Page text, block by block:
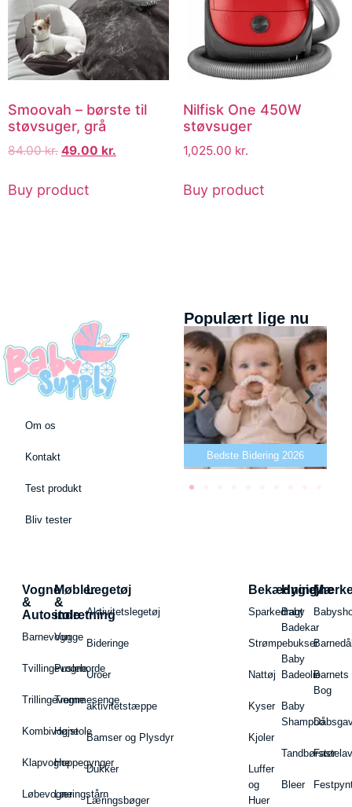
Smoovah – børste til
støvsuger, grå
84.00kr. 49.00 kr.
Buy product
Nilfisk One 450W
støvsuger
1,025.00 kr.
Buy product
Om os
Kontakt
Test produkt
Bliv tester
Populært lige nu
Bedste puslepude 2026 Bedste Bidering 2026
Vogne
&
Autostole
Barnevogn
Tvillingevogne
Trillingevogne
Kombivogne
Klapvogne
Løbevogne
Møbler
&
indretning
Vugge
Pusleborde
Tremmesenge
Højstole
Hoppegynger
Læringstårn
Legetøj
Aktivitetslegetøj
Bideringe
Uroer
aktivitetstæppe
Bamser og Plysdyr
Dukker
Læringsbøger
Bekædning
Sparkedragt
Strømpebukser
Nattøj
Kyser
Kjoler
Luffer
og
Huer
Hygiejne
Baby
Badekar
Baby
Badeolie
Baby
Shampoo
Tandbørster
Bleer
Barnets
Bog